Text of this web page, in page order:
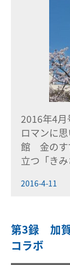
2016年4月
ロマンに
館 金のす
立つ「き
2016-4-11
第3録 加
コラボ